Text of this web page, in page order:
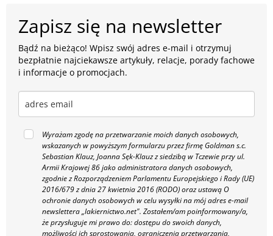
Zapisz się na newsletter
Bądź na bieżąco! Wpisz swój adres e-mail i otrzymuj
bezpłatnie najciekawsze artykuły, relacje, porady fachowe
i informacje o promocjach.
Wyrażam zgodę na przetwarzanie moich danych osobowych,
wskazanych w powyższym formularzu przez firmę Goldman s.c.
Sebastian Klauz, Joanna Sęk-Klauz z siedzibą w Tczewie przy ul.
Armii Krajowej 86 jako administratora danych osobowych,
zgodnie z Rozporządzeniem Parlamentu Europejskiego i Rady (UE)
2016/679 z dnia 27 kwietnia 2016 (RODO) oraz ustawą O
ochronie danych osobowych w celu wysyłki na mój adres e-mail
newslettera „lakiernictwo.net". Zostałem/am poinformowany/a,
że przysługuje mi prawo do: dostępu do swoich danych,
możliwości ich sprostowania, ograniczenia przetwarzania,